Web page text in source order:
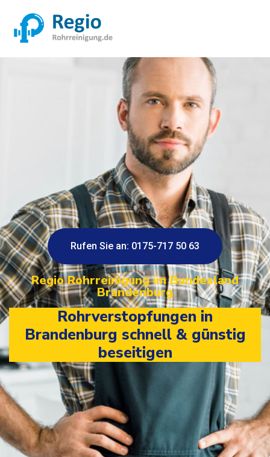
Rufen Sie an: 0175-717 50 63
Regio Rohrreinigung im Bundesland
Brandenburg
Rohrverstopfungen in
Brandenburg schnell & günstig
beseitigen